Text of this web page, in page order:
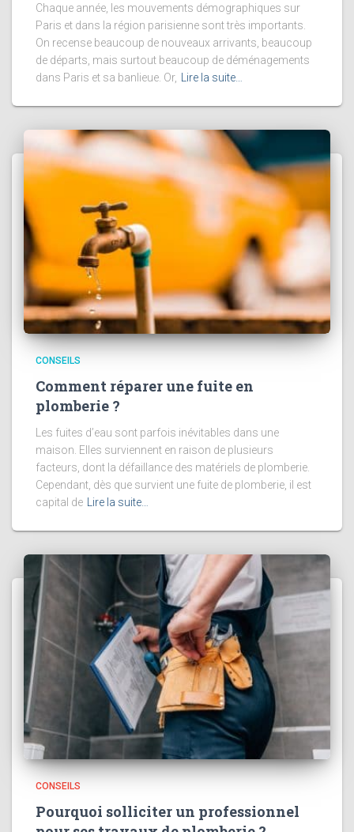
Chaque année, les mouvements démographiques sur
Paris et dans la région parisienne sont très importants.
On recense beaucoup de nouveaux arrivants, beaucoup
de départs, mais surtout beaucoup de déménagements
dans Paris et sa banlieue. Or,
Lire la suite…
CONSEILS
Comment réparer une fuite en
plomberie ?
Les fuites d’eau sont parfois inévitables dans une
maison. Elles surviennent en raison de plusieurs
facteurs, dont la défaillance des matériels de plomberie.
Cependant, dès que survient une fuite de plomberie, il est
capital de Lire la suite…
CONSEILS
Pourquoi solliciter un professionnel